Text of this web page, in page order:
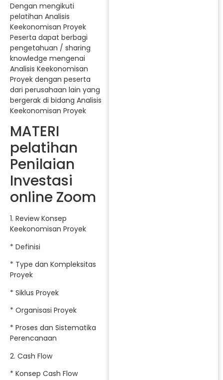
Dengan mengikuti
pelatihan Analisis
Keekonomisan Proyek
Peserta dapat berbagi
pengetahuan / sharing
knowledge mengenai
Analisis Keekonomisan
Proyek dengan peserta
dari perusahaan lain yang
bergerak di bidang Analisis
Keekonomisan Proyek
MATERI
pelatihan
Penilaian
Investasi
online Zoom
1. Review Konsep
Keekonomisan Proyek
* Definisi
* Type dan Kompleksitas
Proyek
* Siklus Proyek
* Organisasi Proyek
* Proses dan Sistematika
Perencanaan
2. Cash Flow
* Konsep Cash Flow